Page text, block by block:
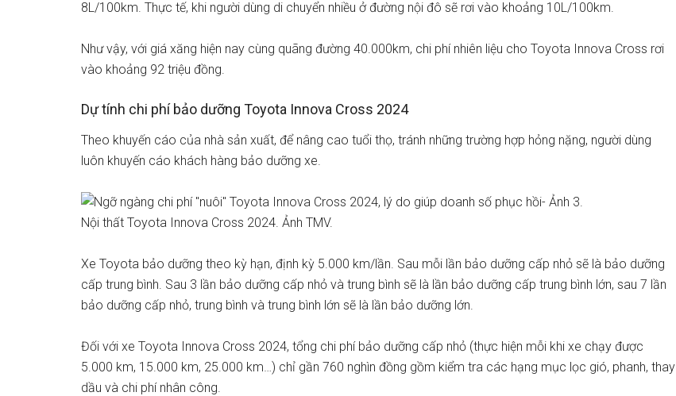
8L/100km. Thực tế, khi người dùng di chuyển nhiều ở đường nội đô sẽ rơi vào khoảng 10L/100km.
Như vậy, với giá xăng hiện nay cùng quãng đường 40.000km, chi phí nhiên liệu cho Toyota Innova Cross rơi
vào khoảng 92 triệu đồng.
Dự tính chi phí bảo dưỡng Toyota Innova Cross 2024
Theo khuyến cáo của nhà sản xuất, để nâng cao tuổi thọ, tránh những trường hợp hỏng nặng, người dùng
luôn khuyến cáo khách hàng bảo dưỡng xe.
Nội thất Toyota Innova Cross 2024. Ảnh TMV.
Xe Toyota bảo dưỡng theo kỳ hạn, định kỳ 5.000 km/lần. Sau mỗi lần bảo dưỡng cấp nhỏ sẽ là bảo dưỡng
cấp trung bình. Sau 3 lần bảo dưỡng cấp nhỏ và trung bình sẽ là lần bảo dưỡng cấp trung bình lớn, sau 7 lần
bảo dưỡng cấp nhỏ, trung bình và trung bình lớn sẽ là lần bảo dưỡng lớn.
Đối với xe Toyota Innova Cross 2024, tổng chi phí bảo dưỡng cấp nhỏ (thực hiện mỗi khi xe chạy được
5.000 km, 15.000 km, 25.000 km…) chỉ gần 760 nghìn đồng gồm kiểm tra các hạng mục lọc gió, phanh, thay
dầu và chi phí nhân công.